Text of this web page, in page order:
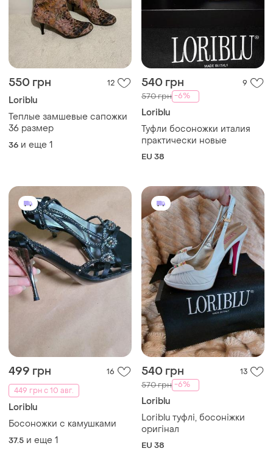
550 грн 12
Loriblu
Теплые замшевые сапожки
36 размер
36 и еще 1
540 грн 9
570 грн -6%
Loriblu
Туфли босоножки италия
практически новые
EU 38
499 грн
16
449 грн с 10 авг.
Loriblu
Босоножки с камушками
37.5 и еще 1
540 грн 13
570 грн -6%
Loriblu
Loriblu туфлі, босоніжки
оригінал
EU 38